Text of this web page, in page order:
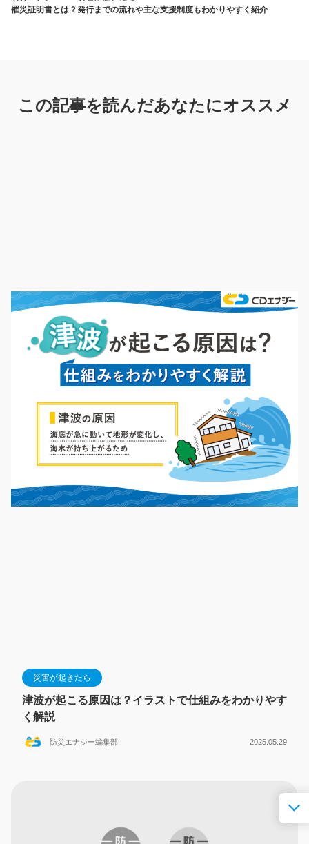
罹災証明書とは？発行までの流れや主な支援制度もわかりやすく紹介
この記事を読んだあなたにオススメ
災害が起きたら
津波が起こる原因は？イラストで仕組みをわかりやす
く解説
防災エナジー編集部 2025.05.29